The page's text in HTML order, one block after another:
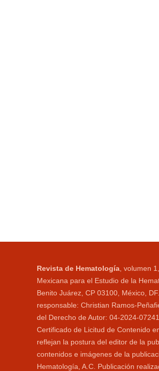
Revista de Hematología , volumen
Mexicana para el Estudio de la
Benito Juárez, CP 03100, México,
responsable: Christian Ramos-
del Derecho de Autor: 04-2024-
Certificado de Licitud de Contenido
reflejan la postura del editor de la
contenidos e imágenes de la
Hematología, A.C. Publicación